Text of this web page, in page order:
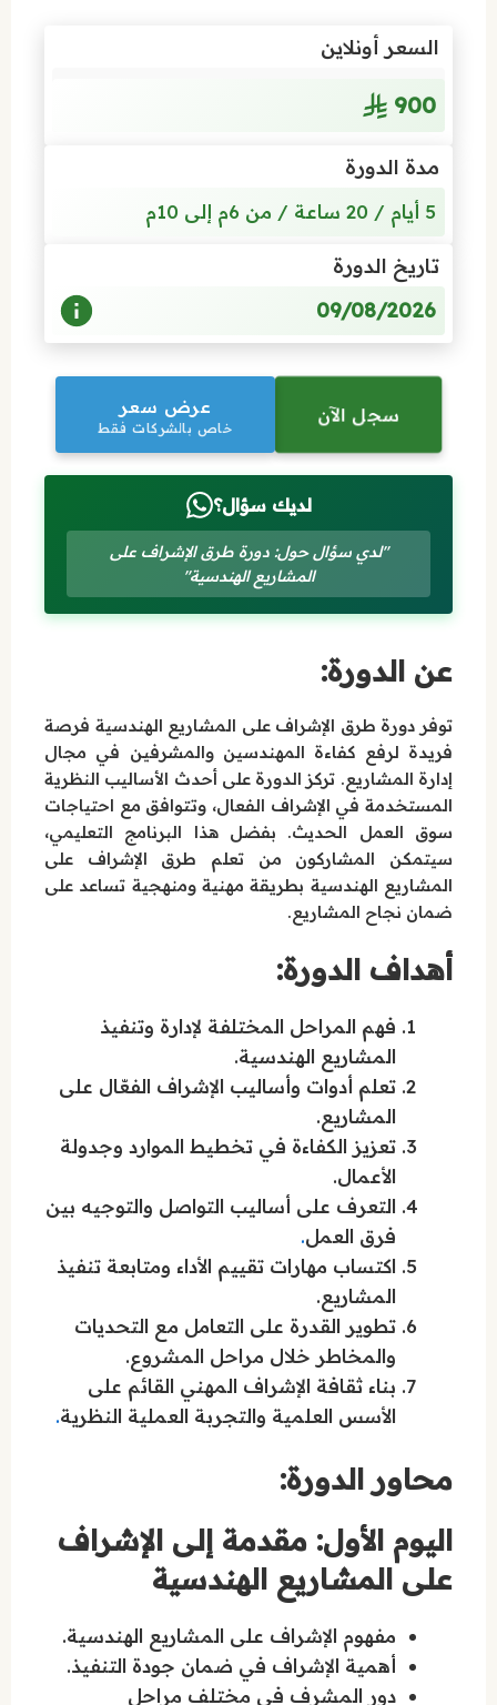
السعر أونلاين
900
مدة الدورة
5 أيام / 20 ساعة / من 6م إلى 10م
تاريخ الدورة
09/08/2026
سجل الآن عرض سعر
خاص بالشركات فقط
لديك سؤال؟
"لدي سؤال حول: دورة طرق الإشراف على
المشاريع الهندسية"
عن الدورة:
توفر دورة طرق الإشراف على المشاريع الهندسية فرصة
فريدة لرفع كفاءة المهندسين والمشرفين في مجال
إدارة المشاريع. تركز الدورة على أحدث الأساليب النظرية
المستخدمة في الإشراف الفعال، وتتوافق مع احتياجات
سوق العمل الحديث. بفضل هذا البرنامج التعليمي،
سيتمكن المشاركون من تعلم طرق الإشراف على
المشاريع الهندسية بطريقة مهنية ومنهجية تساعد على
ضمان نجاح المشاريع.
أهداف الدورة:
فهم المراحل المختلفة لإدارة وتنفيذ
المشاريع الهندسية.
تعلم أدوات وأساليب الإشراف الفعّال على
المشاريع.
تعزيز الكفاءة في تخطيط الموارد وجدولة
الأعمال.
التعرف على أساليب التواصل والتوجيه بين
فرق العمل.
اكتساب مهارات تقييم الأداء ومتابعة تنفيذ
المشاريع.
تطوير القدرة على التعامل مع التحديات
والمخاطر خلال مراحل المشروع.
بناء ثقافة الإشراف المهني القائم على
الأسس العلمية والتجربة العملية النظرية.
محاور الدورة:
اليوم الأول: مقدمة إلى الإشراف
على المشاريع الهندسية
مفهوم الإشراف على المشاريع الهندسية.
أهمية الإشراف في ضمان جودة التنفيذ.
دور المشرف في مختلف مراحل